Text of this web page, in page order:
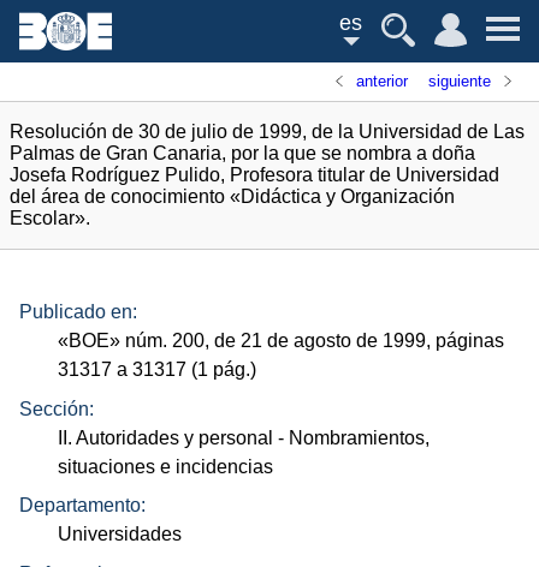
es
anterior siguiente
Resolución de 30 de julio de 1999, de la Universidad de Las
Palmas de Gran Canaria, por la que se nombra a doña
Josefa Rodríguez Pulido, Profesora titular de Universidad
del área de conocimiento «Didáctica y Organización
Escolar».
Publicado en:
«BOE» núm. 200, de 21 de agosto de 1999, páginas
31317 a 31317 (1 pág.)
Sección:
II. Autoridades y personal - Nombramientos,
situaciones e incidencias
Departamento:
Universidades